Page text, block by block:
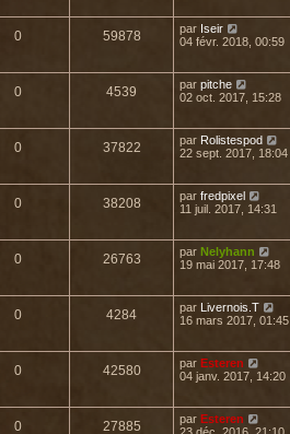
0 59878 par Iseir
04 févr. 2018, 00:59
0 4539 par pitche
02 oct. 2017, 15:28
0 37822 par Rolistespod
22 sept. 2017, 18:04
0 38208 par fredpixel
11 juil. 2017, 14:31
0 26763 par Nelyhann
19 mai 2017, 17:48
0 4284 par Livernois.T
16 mars 2017, 01:45
0 42580 par Esteren
04 janv. 2017, 14:20
0 27885 par Esteren
23 déc. 2016, 21:10